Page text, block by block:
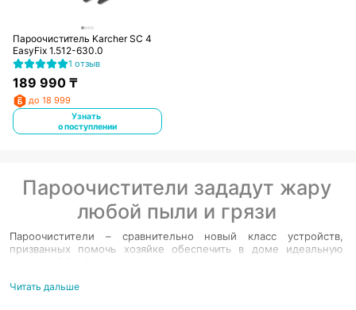
Пароочиститель Karcher SC 4
EasyFix 1.512-630.0
1 отзыв
189 990₸
до 18 999
Узнать
о поступлении
Пароочистители зададут жару
любой пыли и грязи
Пароочистители – сравнительно новый класс устройств,
призванных помочь хозяйке обеспечить в доме идеальную
Пароочиститель для дома – идеальное средство, чтобы
Читать дальше